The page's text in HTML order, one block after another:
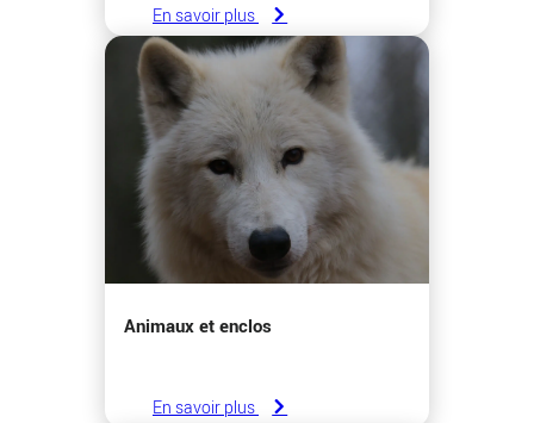
En savoir plus
Animaux et enclos
En savoir plus